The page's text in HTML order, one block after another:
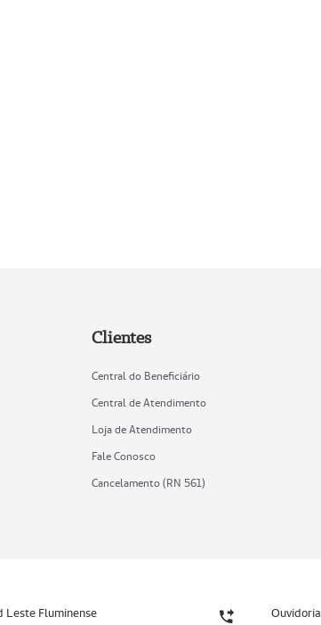
Clientes
Central do Beneficiário
Central de Atendimento
Loja de Atendimento
Fale Conosco
Cancelamento (RN 561)
Leste Fluminense Ouvidoria